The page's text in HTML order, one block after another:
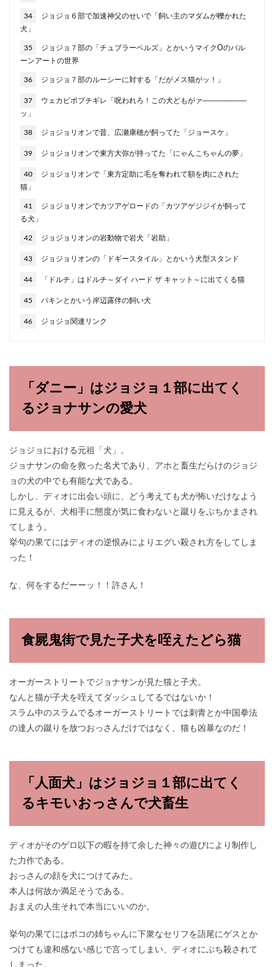
34
ジョジョ６部で加速神父のせいで「飼い主のマダムが轢かれた
犬」
35
ジョジョ７部の「チュブラーベルズ」とかいうマイクOのバル
ーンアートの世界
36 ジョジョ７部のルーシーに対する「だがメス猫がッ！」
37
ウェカピポブチギレ「呪われろ！この犬どもがァ────────
ッ」
38 ジョジョリオンで昔、広瀬康穂が飼ってた「ジョースケ」
39 ジョジョリオンで東方大弥が持ってた「にゃんこちゃんの夢」
40
ジョジョリオンで「東方定助に毛を奪われて額を肉にされた
猫」
41
ジョジョリオンでカツアゲロードの「カツアゲジジイが飼って
る犬」
42 ジョジョリオンの岩動物で岩犬「岩助」
43 ジョジョリオンの「ドギースタイル」とかいう犬型スタンド
44 「ドルチ」はドルチ～ダイ ハード ザ キャット～に出てくる猫
45 バキンとかいう岸辺露伴の飼い犬
46 ジョジョ関連リンク
「ダニー」はジョジョ１部に出てく
るジョナサンの愛犬
ジョジョにおける元祖「犬」。
ジョナサンの命を救った名犬であり、アホと畜生だらけのジョジ
ョの犬の中でも有能な犬である。
しかし、ディオに出会い頭に、どう考えても犬が怖いだけなよう
に見えるが、犬相手に態度が気に食わないと蹴りをぶちかまされ
てしまう。
挙句の果てにはディオの逆恨みによりエグい殺され方をしてしま
った！
な、何をするだーーッ！！許さん！
食屍鬼街で見た子犬を咥えたどら猫
オーガーストリートでジョナサンが見た猫と子犬。
なんと猫が子犬を咥えてダッシュしてるではないか！
スラム中のスラムでるオーガーストリートでは刺青とか中国拳法
の達人の蹴りを放つおっさんだけではなく、猫も凶暴なのだ！
「人面犬」はジョジョ１部に出てく
るキモいおっさんで犬畜生
ディオがそのゲロ以下の暇を持て余した神々の遊びにより制作し
た力作である。
おっさんの顔を犬につけてみた。
本人は何故か満足そうである。
おまえの人生それで本当にいいのか。
挙句の果てにはポコの姉ちゃんに下衆なセリフを語尾にゲスとか
つけても違和感ない感じで言ってしまい、ディオにぶち殺されて